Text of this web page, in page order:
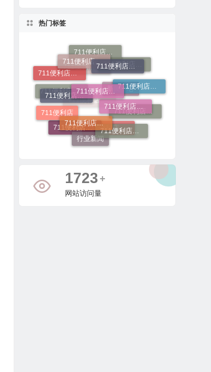
热门标签
711便利店投资金额
711便利店运营支持政策
711便利店加盟咨询
新闻中心
711便利店加盟条件有哪些
711便利店加盟费用明细
711便利店加盟电话 711便利店加盟流程
711便利店利润分成模式
711便利店加盟
711便利店加盟条件
711便利店
711便利店加盟总部
711便利店开店
711便利店加盟官网
711便利店加盟费用
行业新闻
711便利店加盟费及条件
4168 +
网站访问量